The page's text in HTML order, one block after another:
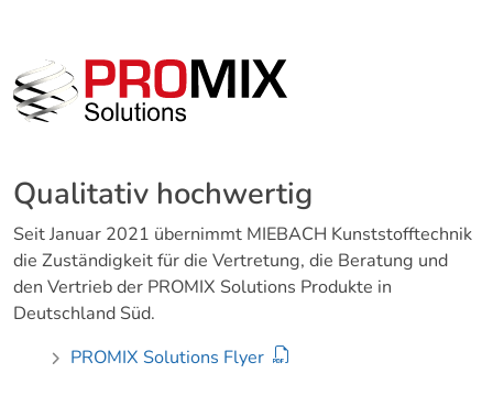
Qualitativ hochwertig
Seit Januar 2021 übernimmt MIEBACH Kunststofftechnik
die Zuständigkeit für die Vertretung, die Beratung und
den Vertrieb der PROMIX Solutions Produkte in
Deutschland Süd.
PROMIX Solutions Flyer